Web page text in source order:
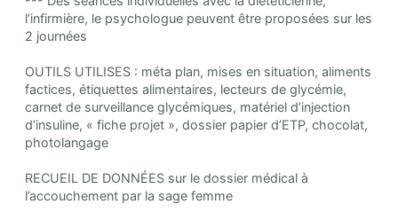
l’infirmière, le psychologue peuvent être proposées sur les
2 journées
OUTILS UTILISES : méta plan, mises en situation, aliments
factices, étiquettes alimentaires, lecteurs de glycémie,
carnet de surveillance glycémiques, matériel d’injection
d’insuline, « fiche projet », dossier papier d’ETP, chocolat,
photolangage
RECUEIL DE DONNÉES sur le dossier médical à
l’accouchement par la sage femme